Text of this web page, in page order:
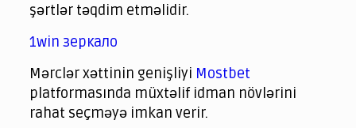
şərtlər təqdim etməlidir.
1win зеркало
Mərclər xəttinin genişliyi Mostbet
platformasında müxtəlif idman növlərini
rahat seçməyə imkan verir.